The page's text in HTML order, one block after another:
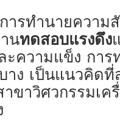
ารทำนายความ
นทดสอบแรงดึง
ะความแข็ง การ
าง เป็นแนวคิด
ขาวิศวกรรมเค